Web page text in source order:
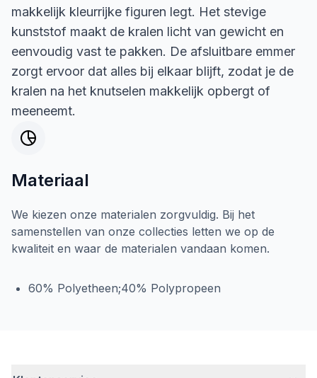
makkelijk kleurrijke figuren legt. Het stevige
kunststof maakt de kralen licht van gewicht en
eenvoudig vast te pakken. De afsluitbare emmer
zorgt ervoor dat alles bij elkaar blijft, zodat je de
kralen na het knutselen makkelijk opbergt of
meeneemt.
Materiaal
We kiezen onze materialen zorgvuldig. Bij het
samenstellen van onze collecties letten we op de
kwaliteit en waar de materialen vandaan komen.
60% Polyetheen;40% Polypropeen